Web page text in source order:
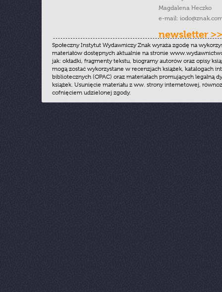
Magdalena Heczko
e-mail:
newsletter >>
Społeczny Instytut Wydawniczy Znak wyraża zgodę na
materiałów dostępnych aktualnie na stronie
jak: okładki, fragmenty tekstu, biogramy autorów oraz opisy
mogą zostać wykorzystane w recenzjach książek, katalogach
bibliotecznych (OPAC) oraz materiałach promujących legalną
książek. Usunięcie materiału z ww. strony internetowej,
cofnięciem udzielonej zgody.